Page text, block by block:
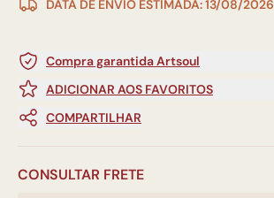
DATA DE ENVIO ESTIMADA: 13/08/2026
Compra garantida Artsoul
ADICIONAR AOS FAVORITOS
COMPARTILHAR
CONSULTAR FRETE